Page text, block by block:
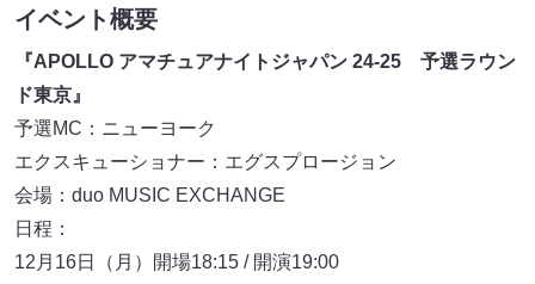
イベント概要
『APOLLO アマチュアナイトジャパン 24-25 予選ラウン
ド東京』
予選MC：ニューヨーク
エクスキューショナー：エグスプロージョン
会場：duo MUSIC EXCHANGE
日程：
12月16日（月）開場18:15 / 開演19:00